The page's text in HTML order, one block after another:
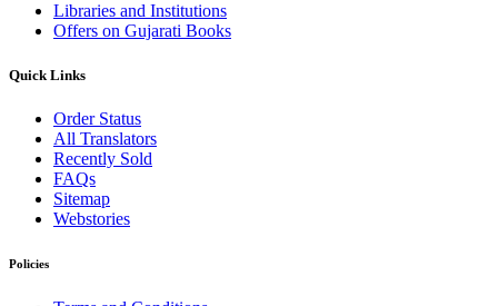
Libraries and Institutions
Offers on Gujarati Books
Quick Links
Order Status
All Translators
Recently Sold
FAQs
Sitemap
Webstories
Policies